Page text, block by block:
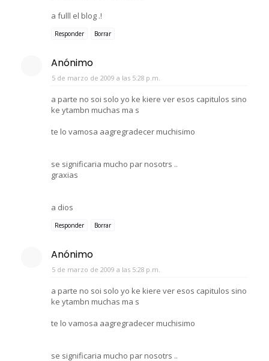
a fulll el blog .!
Responder Borrar
Anónimo
5 de marzo de 2009 a las 5:28 p.m.
a parte no soi solo yo ke kiere ver esos capitulos sino
ke ytambn muchas ma s
te lo vamosa aagregradecer muchisimo
se significaria mucho par nosotrs ..
graxias
a dios
Responder Borrar
Anónimo
5 de marzo de 2009 a las 5:28 p.m.
a parte no soi solo yo ke kiere ver esos capitulos sino
ke ytambn muchas ma s
te lo vamosa aagregradecer muchisimo
se significaria mucho par nosotrs ..